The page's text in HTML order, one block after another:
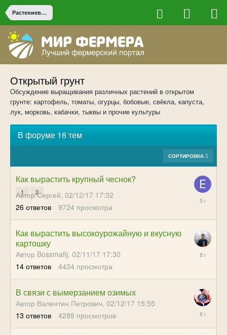
Растениеводство
Открытый грунт
Обсуждение выращивания различных растений в открытом
грунте: картофель, томаты, огурцы, бобовые, свёкла, капуста,
лук, морковь, кабачки, тыквы и прочие культуры
В форуме 16 тем
СОРТИРОВКА
Как вырастить крупный чеснок?
1 2
Автор Сергей, 02/12/17 17:32
26 ответов 9724 просмотра
11/23/20
Как вырастить высокоурожайную и вкусную
картошку
Автор Bossmafij, 02/11/17 17:30
14 ответов 4434 просмотра
12/04/17
В связи с вымерзанием озимых
Автор Валентин Петрович, 02/12/17 15:55
13 ответов 4288 просмотров
12/03/17